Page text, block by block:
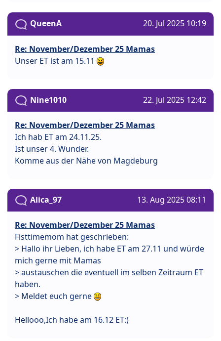
QueenA 20. Jul 2025 10:19
Re: November/Dezember 25 Mamas
Unser ET ist am 15.11
Nine1010 22. Jul 2025 12:42
Re: November/Dezember 25 Mamas
Ich hab ET am 24.11.25.
Ist unser 4. Wunder.
Komme aus der Nähe von Magdeburg
Alica_97 13. Aug 2025 08:11
Re: November/Dezember 25 Mamas
Fisttimemom hat geschrieben:
> Hallo ihr Lieben, ich habe ET am 27.11 und würde
mich gerne mit Mamas
> austauschen die eventuell im selben Zeitraum ET
haben.
> Meldet euch gerne
Hellooo,Ich habe am 16.12 ET:)